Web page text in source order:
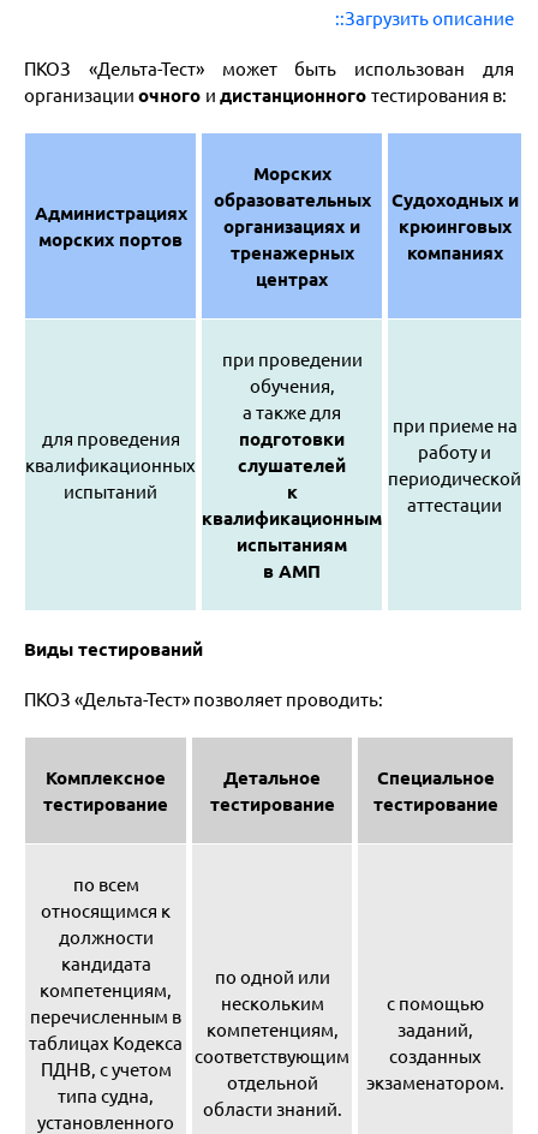
::Загрузить описание
ПКОЗ «Дельта-Тест» может быть использован для
организации очного и дистанционного тестирования в:
Администрациях
морских портов
Морских
образовательных
организациях и
тренажерных
центрах
Судоходных и
крюинговых
компаниях
для проведения
квалификационных
испытаний
при проведении
обучения,
а также для
подготовки
слушателей
к
квалификационным
испытаниям
в АМП
при приеме на
работу и
периодической
аттестации
Виды тестирований
ПКОЗ «Дельта-Тест» позволяет проводить:
Комплексное
тестирование
Детальное
тестирование
Специальное
тестирование
по всем
относящимся к
должности
кандидата
компетенциям,
перечисленным в
таблицах Кодекса
ПДНВ, с учетом
типа судна,
установленного
по одной или
нескольким
компетенциям,
соответствующим
отдельной
области знаний.
с помощью
заданий,
созданных
экзаменатором.